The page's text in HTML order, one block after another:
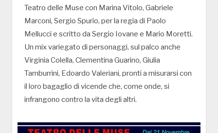
Teatro delle Muse con Marina Vitolo, Gabriele
Marconi, Sergio Spurio, per la regia di Paolo
Mellucci e scritto da Sergio Iovane e Mario Moretti.
Un mix variegato di personaggi, sul palco anche
Virginia Colella, Clementina Guarino, Giulia
Tamburrini, Edoardo Valeriani, pronti a misurarsi con
il loro bagaglio di vicende che, come onde, si
infrangono contro la vita degli altri.